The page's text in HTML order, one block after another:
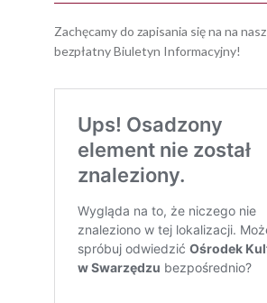
Zachęcamy do zapisania się na na nasz
bezpłatny Biuletyn Informacyjny!